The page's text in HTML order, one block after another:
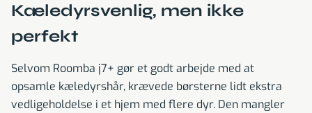
Kæledyrsvenlig, men ikke
perfekt
Selvom Roomba j7+ gør et godt arbejde med at
opsamle kæledyrshår, krævede børsterne lidt ekstra
vedligeholdelse i et hjem med flere dyr. Den mangler